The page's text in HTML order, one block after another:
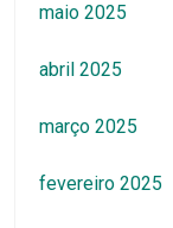
maio 2025
abril 2025
março 2025
fevereiro 2025